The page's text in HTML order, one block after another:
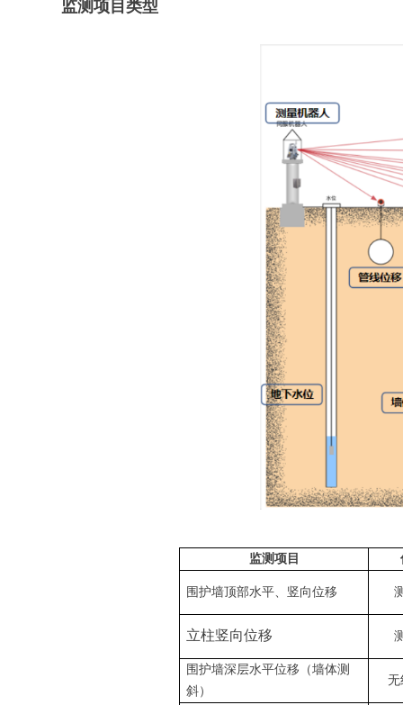
监测项目类型
监测项目
围护墙顶部水平、竖向位移
立柱竖向位移
围护墙深层水平位移（墙体测
斜）
无